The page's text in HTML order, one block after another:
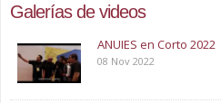
Galerías de videos
ANUIES en Corto 2022
08 Nov 2022